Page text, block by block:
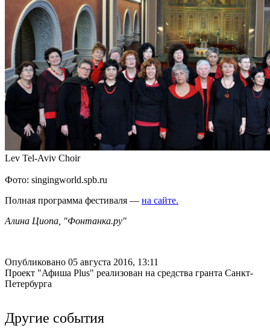
Lev Tel-Aviv Choir
Фото: singingworld.spb.ru
Полная программа фестиваля — на сайте.
Алина Циопа, "Фонтанка.ру"
Опубликовано 05 августа 2016, 13:11
Проект "Афиша Plus" реализован на средства гранта Санкт-
Петербурга
Другие события